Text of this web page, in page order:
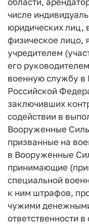
числе
юридических лиц,
физическое лицо,
учредителем
его
военную службу
Российской
заключивших
содействии в
Вооруженные
призванные на
в Вооруженные
принимающие
специальной
к ним штрафов,
чужими
ответственности